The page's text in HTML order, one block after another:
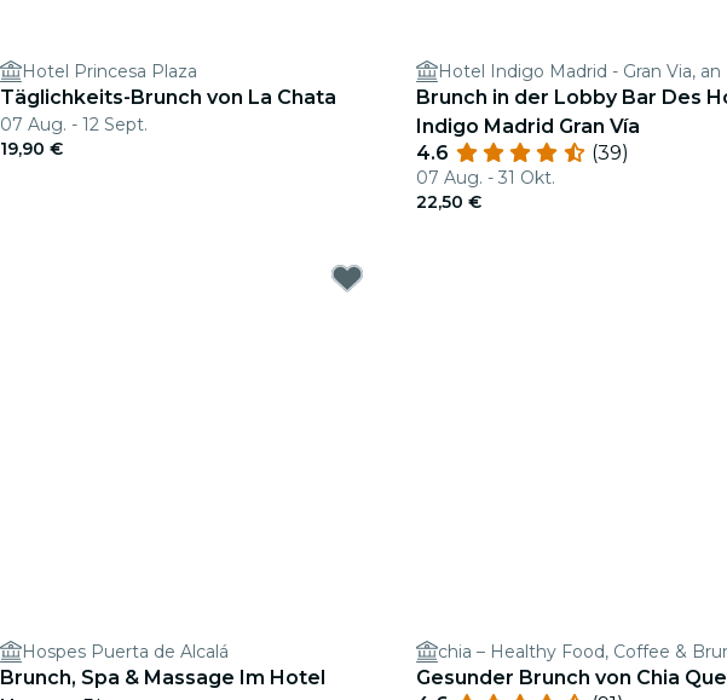
Hotel Princesa Plaza
Täglichkeits-Brunch von La Chata
07 Aug. - 12 Sept.
19,90 €
Brunch in der Lobby Bar Des
Indigo Madrid Gran Vía
4.6
(39)
07 Aug. - 31 Okt.
22,50 €
Hospes Puerta de Alcalá
Brunch, Spa & Massage Im Hotel
chia – Healthy Food, Coffee &
Gesunder Brunch von Chia